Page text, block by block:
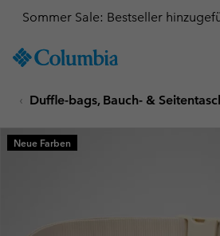
TO
SKIP
MAIN
NAV
Sommer Sale: Bestseller
Duffle-bags, Bauch- &
Neue Farben